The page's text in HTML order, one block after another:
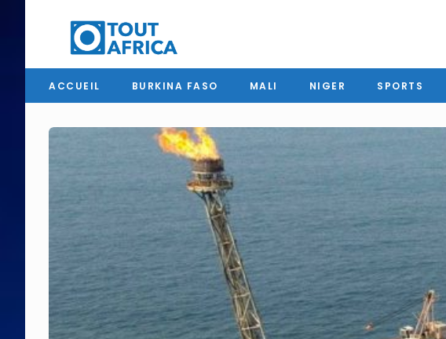
ACCUEIL BURKINA FASO MALI NIGER SPORTS